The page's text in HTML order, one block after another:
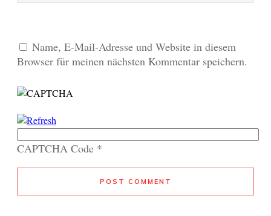
Name, E-Mail-Adresse und Website in diesem
Browser für meinen nächsten Kommentar speichern.
CAPTCHA Code *
POST COMMENT